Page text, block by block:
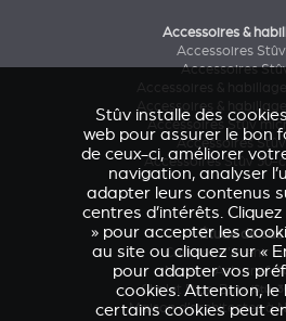
Accessoires &
Accessoires
Accessoires
Accessoires &
Accessoires Stûv
Accessoires
Accessoires Stûv 30-
Étude de cas
Caresse d'Avenir
Maison Astronef
Chalet Pics-Bois(Stûv
Maison d’architectes à
Stûv installe des
web pour assurer le bon
de ceux-ci, améliorer
navigation, analyser
adapter leurs contenus
centres d’intérêts.
» pour accepter les
au site ou cliquez sur «
pour adapter vos
cookies. Attention, le
certains cookies peut